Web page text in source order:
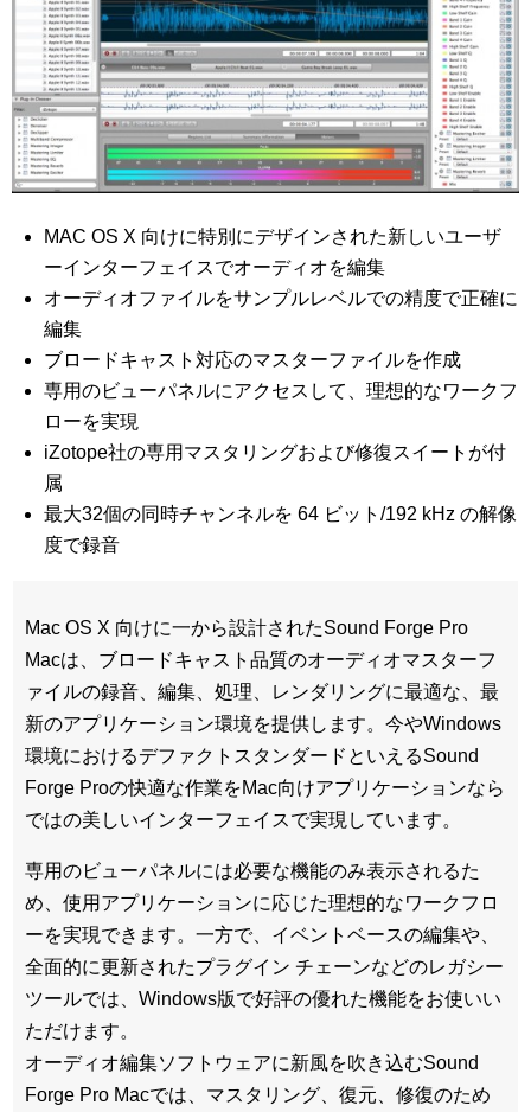
MAC OS X 向けに特別にデザインされた新しいユーザ
ーインターフェイスでオーディオを編集
オーディオファイルをサンプルレベルでの精度で正確に
編集
ブロードキャスト対応のマスターファイルを作成
専用のビューパネルにアクセスして、理想的なワークフ
ローを実現
iZotope社の専用マスタリングおよび修復スイートが付
属
最大32個の同時チャンネルを 64 ビット/192 kHz の解像
度で録音
Mac OS X 向けに一から設計されたSound Forge Pro
Macは、ブロードキャスト品質のオーディオマスターフ
ァイルの録音、編集、処理、レンダリングに最適な、最
新のアプリケーション環境を提供します。今やWindows
環境におけるデファクトスタンダードといえるSound
Forge Proの快適な作業をMac向けアプリケーションなら
ではの美しいインターフェイスで実現しています。
専用のビューパネルには必要な機能のみ表示されるた
め、使用アプリケーションに応じた理想的なワークフロ
ーを実現できます。一方で、イベントベースの編集や、
全面的に更新されたプラグイン チェーンなどのレガシー
ツールでは、Windows版で好評の優れた機能をお使いい
ただけます。
オーディオ編集ソフトウェアに新風を吹き込むSound
Forge Pro Macでは、マスタリング、復元、修復のため